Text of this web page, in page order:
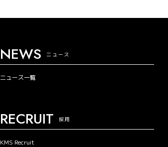
NEWS ニュース
ニュース一覧
RECRUIT 採用
KMS Recruit